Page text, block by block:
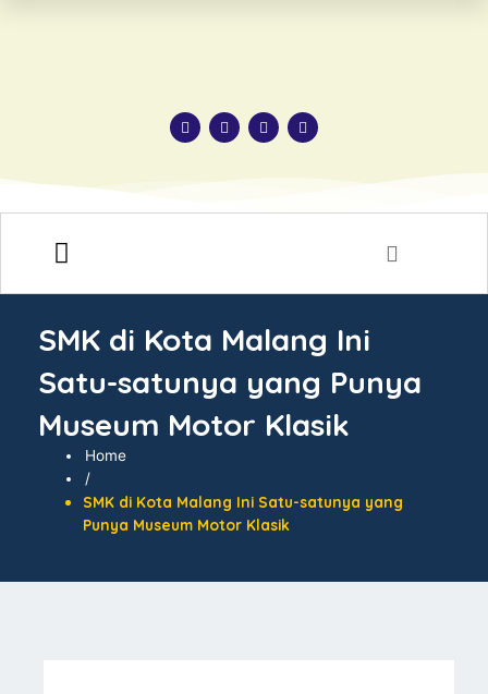
SMK di Kota Malang Ini
Satu-satunya yang Punya
Museum Motor Klasik
Home
/
SMK di Kota Malang Ini Satu-satunya yang
Punya Museum Motor Klasik